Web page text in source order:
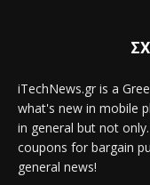
iTechNews.gr is a
what's new in mobile
in general but not
coupons for bargain
general news!